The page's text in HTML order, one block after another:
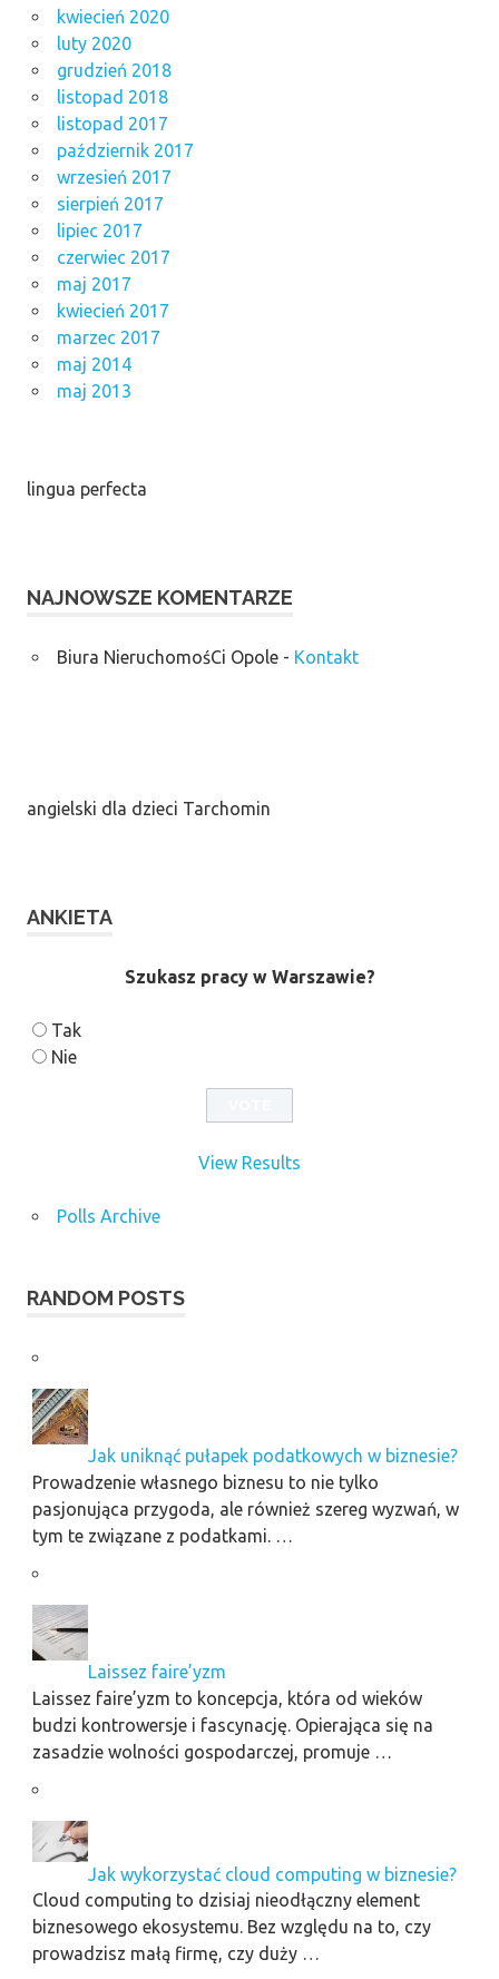
kwiecień 2020
luty 2020
grudzień 2018
listopad 2018
listopad 2017
październik 2017
wrzesień 2017
sierpień 2017
lipiec 2017
czerwiec 2017
maj 2017
kwiecień 2017
marzec 2017
maj 2014
maj 2013
lingua perfecta
NAJNOWSZE KOMENTARZE
Biura NieruchomośCi Opole- Kontakt
angielski dla dzieci Tarchomin
ANKIETA
Szukasz pracy w Warszawie?
Tak
Nie
View Results
Polls Archive
RANDOM POSTS
Jak uniknąć pułapek podatkowych w biznesie?
Prowadzenie własnego biznesu to nie tylko
pasjonująca przygoda, ale również szereg wyzwań, w
tym te związane z podatkami. …
Laissez faire’yzm
Laissez faire’yzm to koncepcja, która od wieków
budzi kontrowersje i fascynację. Opierająca się na
zasadzie wolności gospodarczej, promuje …
Jak wykorzystać cloud computing w biznesie?
Cloud computing to dzisiaj nieodłączny element
biznesowego ekosystemu. Bez względu na to, czy
prowadzisz małą firmę, czy duży …